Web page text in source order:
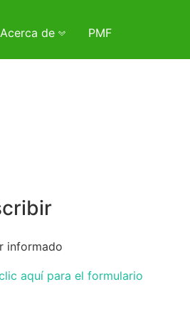
Acerca de PMF
informado
aquí para el formulario